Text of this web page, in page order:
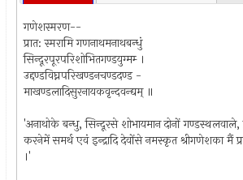
गणेशस्मरण--
प्रात: स्मरामि गणनाथमनाथबन्धुं
सिन्दूरपूरपरिशोभितगण्डयुग्मम्‍ ।
उद्दण्डविघ्नपरिखण्डनचण्डदण्ड -
माखण्डलादिसुरनायकवृन्दवन्द्यम् ॥
'अनाथोके बन्धु, सिन्दूरसे शोभायमान दोनों गण्डस्थलवाले,
करनेमें समर्थ एवं इन्द्रादि देवोंसे नमस्कृत श्रीगणेशका मैं
।'